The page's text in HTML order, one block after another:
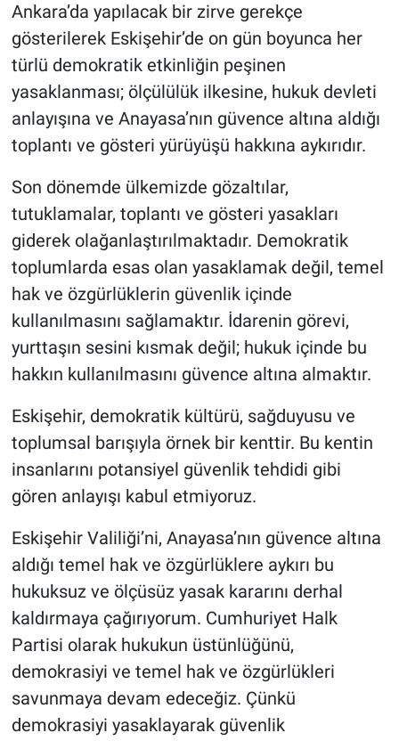
Ankara’da yapılacak bir zirve gerekçe
gösterilerek Eskişehir’de on gün boyunca her
türlü demokratik etkinliğin peşinen
yasaklanması; ölçülülük ilkesine, hukuk devleti
anlayışına ve Anayasa’nın güvence altına aldığı
toplantı ve gösteri yürüyüşü hakkına aykırıdır.
Son dönemde ülkemizde gözaltılar,
tutuklamalar, toplantı ve gösteri yasakları
giderek olağanlaştırılmaktadır. Demokratik
toplumlarda esas olan yasaklamak değil, temel
hak ve özgürlüklerin güvenlik içinde
kullanılmasını sağlamaktır. İdarenin görevi,
yurttaşın sesini kısmak değil; hukuk içinde bu
hakkın kullanılmasını güvence altına almaktır.
Eskişehir, demokratik kültürü, sağduyusu ve
toplumsal barışıyla örnek bir kenttir. Bu kentin
insanlarını potansiyel güvenlik tehdidi gibi
gören anlayışı kabul etmiyoruz.
Eskişehir Valiliği’ni, Anayasa’nın güvence altına
aldığı temel hak ve özgürlüklere aykırı bu
hukuksuz ve ölçüsüz yasak kararını derhal
kaldırmaya çağırıyorum. Cumhuriyet Halk
Partisi olarak hukukun üstünlüğünü,
demokrasiyi ve temel hak ve özgürlükleri
savunmaya devam edeceğiz. Çünkü
demokrasiyi yasaklayarak güvenlik